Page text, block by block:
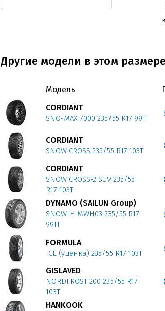
Другие модели в этом
Модель
CORDIANT
SNO-MAX 7000 235/55 R17 99T
CORDIANT
SNOW CROSS 235/55 R17 103T
CORDIANT
SNOW CROSS-2 SUV 235/55
R17 103T
DYNAMO (SAILUN Group)
SNOW-H MWH03 235/55 R17
99H
FORMULA
ICE (уценка) 235/55 R17 103T
GISLAVED
NORDFROST 200 235/55 R17
103T
HANKOOK